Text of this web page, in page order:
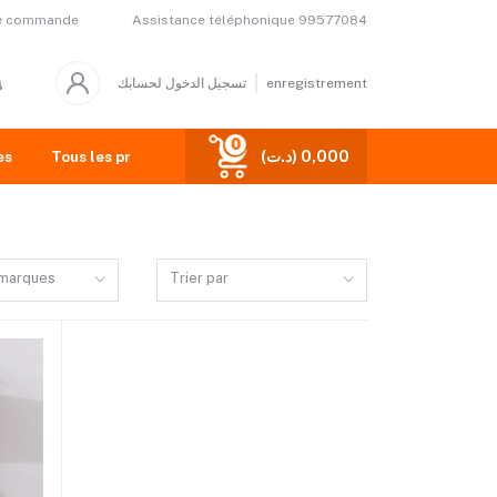
commande Assistance téléphonique 99577084
تسجيل الدخول لحسابك enregistrement
Tous les produits
0
(د.ت) 0,000
Trier par